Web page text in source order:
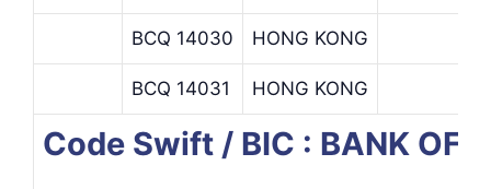
BCQ 14030 HONG KONG
BCQ 14031 HONG KONG
Code Swift / BIC : BANK OF